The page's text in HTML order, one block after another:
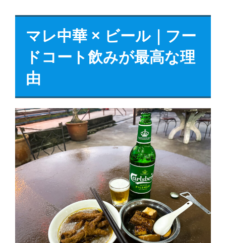
マレ中華 × ビール｜フー
ドコート飲みが最高な理
由